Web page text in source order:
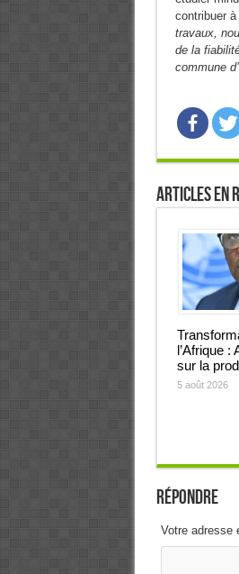
contribuer
travaux,
de la
commune
Articles en
l’Afrique :
sur la
5 août 2026
Répondre
Votre adresse